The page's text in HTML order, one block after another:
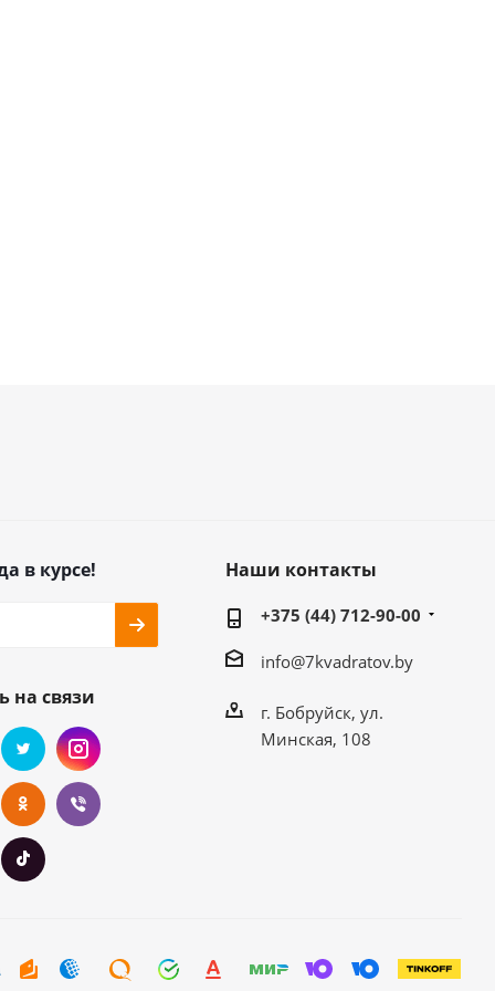
в курсе!
на связи
Наши контакты
+375 (44) 712-90-00
info@7kvadratov.by
г. Бобруйск, ул.
Минская, 108